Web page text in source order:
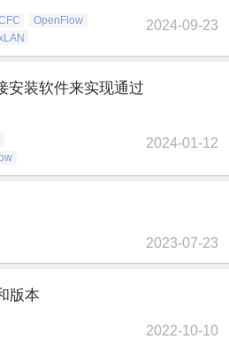
OpenFlow
2024-09-23
安装软件来实现通过
2024-01-12
2023-07-23
版本
2022-10-10